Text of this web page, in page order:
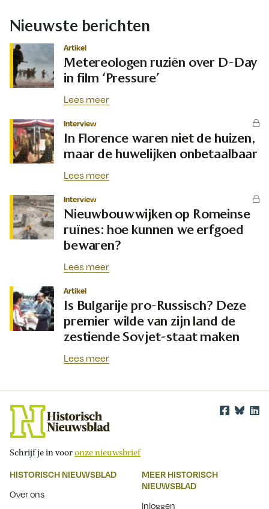
Nieuwste berichten
Artikel
Metereologen ruziën over D-Day
in film ‘Pressure’
Lees meer
Interview
In Florence waren niet de huizen,
maar de huwelijken onbetaalbaar
Lees meer
Interview
Nieuwbouwwijken op Romeinse
ruïnes: hoe kunnen we erfgoed
bewaren?
Lees meer
Artikel
Is Bulgarije pro-Russisch? Deze
premier wilde van zijn land de
zestiende Sovjet-staat maken
Lees meer
Schrijf je in vooronze nieuwsbrief
HISTORISCH NIEUWSBLAD
Over ons
MEER HISTORISCH
NIEUWSBLAD
Inloggen